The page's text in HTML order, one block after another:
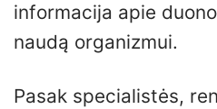
informacija apie
naudą organizmui.
Pasak specialistės,